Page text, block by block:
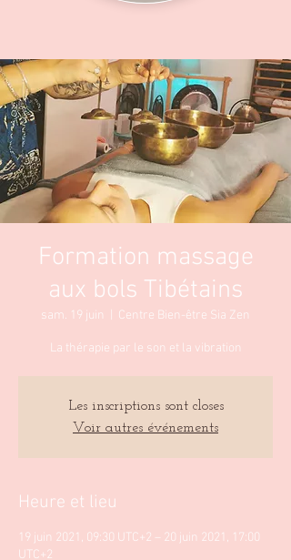
Formation massage
aux bols Tibétains
sam. 19 juin Centre Bien-être Sia Zen
La thérapie par le son et la vibration
Les inscriptions sont closes
Voir autres événements
Heure et lieu
19 juin 2021, 09:30 UTC+2 – 20 juin 2021, 17:00
UTC+2